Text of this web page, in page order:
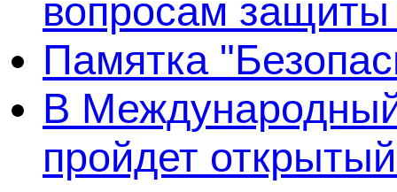
вопросам
Памятка
В
пройдет